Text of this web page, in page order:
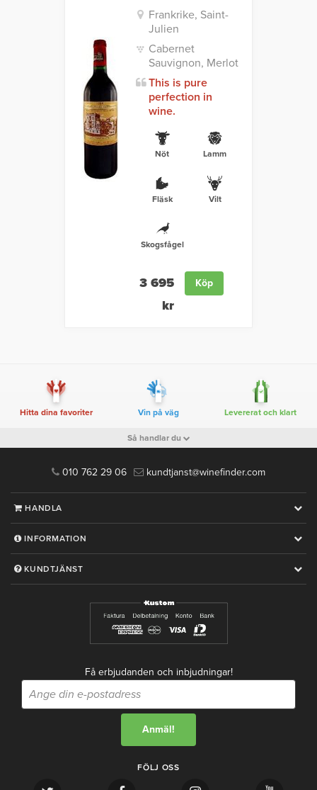
Frankrike, Saint-
Julien
Cabernet
Sauvignon, Merlot
This is pure
perfection in
wine.
Nöt Lamm
Fläsk Vilt
Skogsfågel
3 695
kr
Köp
Hitta dina favoriter Vin på väg Levererat och klart
Så handlar du
010 762 29 06 kundtjanst@winefinder.com
HANDLA
INFORMATION
KUNDTJÄNST
Få erbjudanden och inbjudningar!
FÖLJ OSS